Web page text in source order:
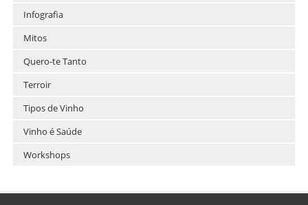
Infografia
Mitos
Quero-te Tanto
Terroir
Tipos de Vinho
Vinho é Saúde
Workshops